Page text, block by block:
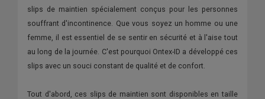
slips de maintien spécialement conçus pour les personnes
souffrant d'incontinence. Que vous soyez un homme ou une
femme, il est essentiel de se sentir en sécurité et à l'aise tout
au long de la journée. C'est pourquoi Ontex-ID a développé ces
slips avec un souci constant de qualité et de confort.
Tout d'abord, ces slips de maintien sont disponibles en taille